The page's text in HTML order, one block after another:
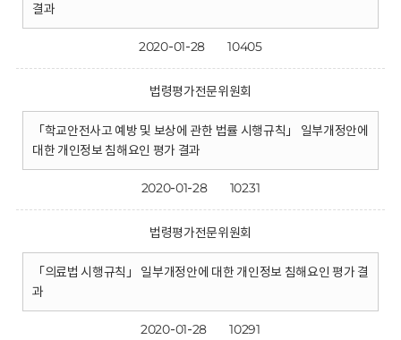
결과
2020-01-28 10405
법령평가전문위원회
「학교안전사고 예방 및 보상에 관한 법률 시행규칙」 일부개정안에
대한 개인정보 침해요인 평가 결과
2020-01-28 10231
법령평가전문위원회
「의료법 시행규칙」 일부개정안에 대한 개인정보 침해요인 평가 결
과
2020-01-28 10291